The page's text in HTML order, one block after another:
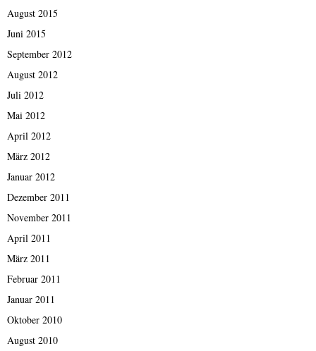
August 2015
Juni 2015
September 2012
August 2012
Juli 2012
Mai 2012
April 2012
März 2012
Januar 2012
Dezember 2011
November 2011
April 2011
März 2011
Februar 2011
Januar 2011
Oktober 2010
August 2010